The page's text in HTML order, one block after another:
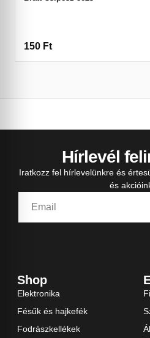
150 Ft
Hírlevél
Iratkozz fel hírlevelünkre és
és
Shop
Elektronika
Fésűk és hajkefék
Fodrászkellékek